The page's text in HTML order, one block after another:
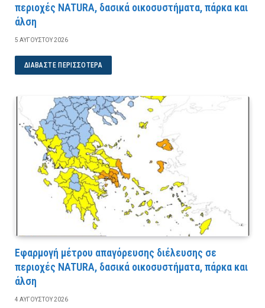
περιοχές NATURA, δασικά οικοσυστήματα, πάρκα και
άλση
5 ΑΥΓΟΎΣΤΟΥ 2026
ΔΙΑΒΆΣΤΕ ΠΕΡΙΣΣΌΤΕΡΑ
Εφαρμογή μέτρου απαγόρευσης διέλευσης σε
περιοχές NATURA, δασικά οικοσυστήματα, πάρκα και
άλση
4 ΑΥΓΟΎΣΤΟΥ 2026